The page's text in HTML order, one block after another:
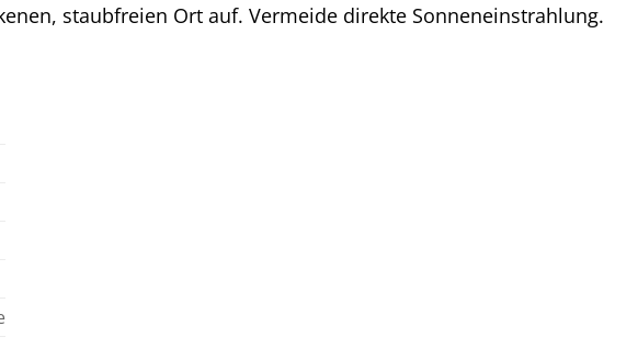
staubfreien Ort auf. Vermeide direkte Sonneneinstrahlung.